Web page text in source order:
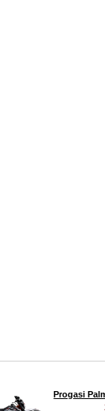
Progasi